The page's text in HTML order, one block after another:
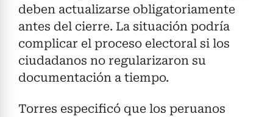
deben actualizarse obligatoriamente
antes del cierre. La situación podría
complicar el proceso electoral si los
ciudadanos no regularizaron su
documentación a tiempo.
Torres especificó que los peruanos